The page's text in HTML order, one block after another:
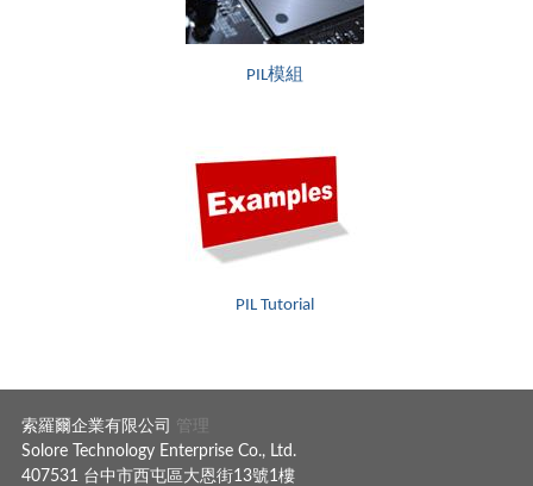
PIL模組
PIL Tutorial
索羅爾企業有限公司
管理
Solore Technology Enterprise Co., Ltd.
407531 台中市西屯區大恩街13號1樓